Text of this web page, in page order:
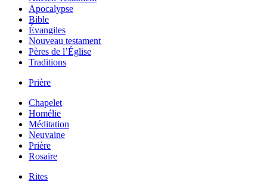
Apocalypse
Bible
Évangiles
Nouveau testament
Pères de l’Église
Traditions
Prière
Chapelet
Homélie
Méditation
Neuvaine
Prière
Rosaire
Rites